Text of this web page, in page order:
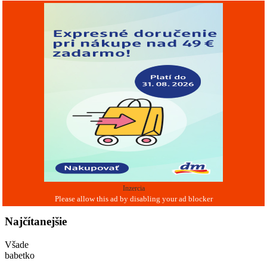
Inzercia
Najčítanejšie
Všade
babetko